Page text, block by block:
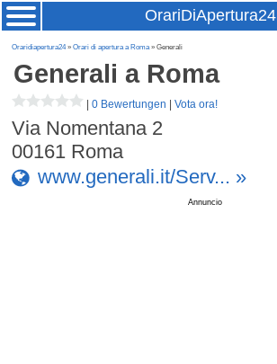
OrariDiApertura24
Oraridiapertura24»Orari di apertura a Roma» Generali
Generali a Roma
|0 Bewertungen |Vota ora!
Via Nomentana 2
00161 Roma
www.generali.it/Serv... »
Annuncio